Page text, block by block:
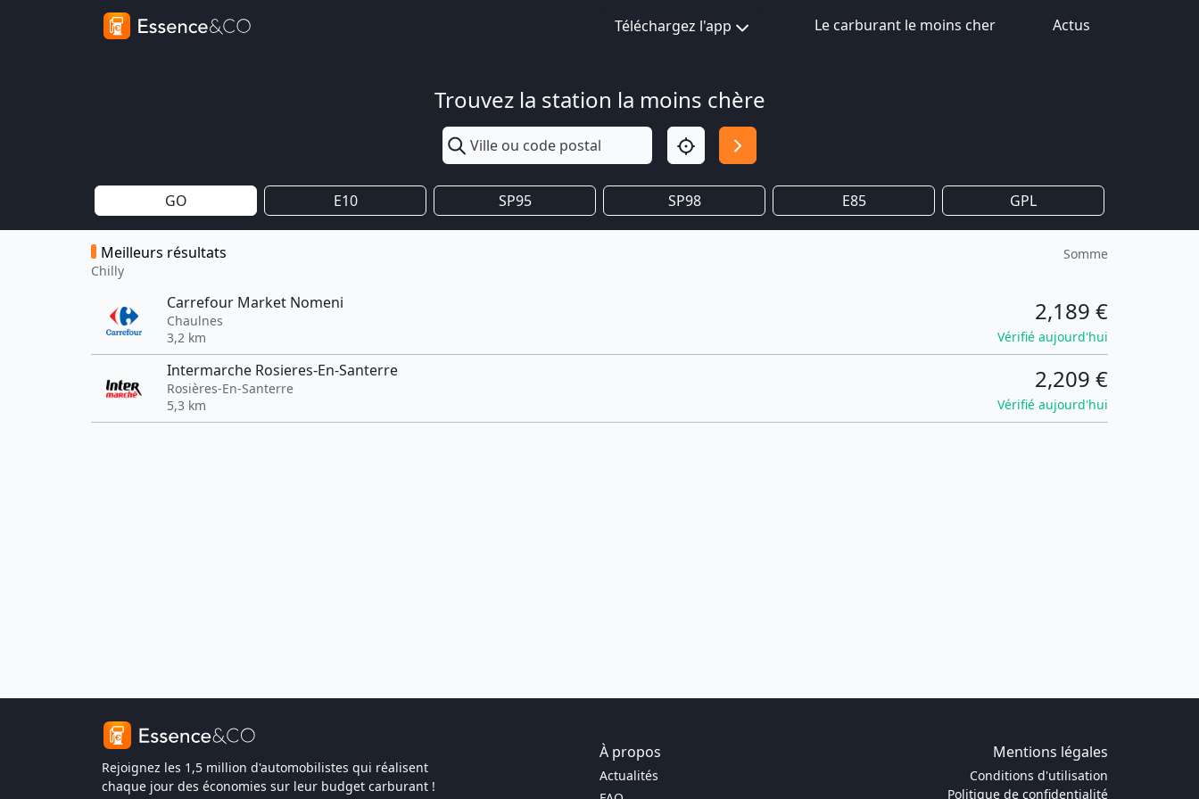
Téléchargez l'app Le carburant le moins cher Actus
Trouvez la station la moins chère
GO E10 SP95 SP98 E85 GPL
Meilleurs résultats
Chilly
Somme
Carrefour Market Nomeni
Chaulnes
3,2 km
2,189 €
Vérifié aujourd'hui
Intermarche Rosieres-En-Santerre
Rosières-En-Santerre
5,3 km
2,209 €
Vérifié aujourd'hui
Rejoignez les 1,5 million d'automobilistes qui réalisent
chaque jour des économies sur leur budget carburant !
À propos Mentions légales
Actualités
Conditions d'utilisation
Politique de confidentialité